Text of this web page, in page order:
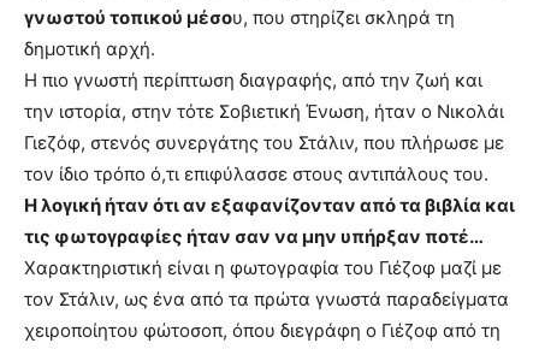
γνωστού τοπικού μέσου, που στηρίζει σκληρά τη
δημοτική αρχή.
Η πιο γνωστή περίπτωση διαγραφής, από την ζωή και
την ιστορία, στην τότε Σοβιετική Ένωση, ήταν ο Νικολάι
Γιεζόφ, στενός συνεργάτης του Στάλιν, που πλήρωσε με
τον ίδιο τρόπο ό,τι επιφύλασσε στους αντιπάλους του.
Η λογική ήταν ότι αν εξαφανίζονταν από τα βιβλία και
τις φωτογραφίες ήταν σαν να μην υπήρξαν ποτέ…
Χαρακτηριστική είναι η φωτογραφία του Γιέζοφ μαζί με
τον Στάλιν, ως ένα από τα πρώτα γνωστά παραδείγματα
χειροποίητου φώτοσοπ, όπου διεγράφη ο Γιέζοφ από τη